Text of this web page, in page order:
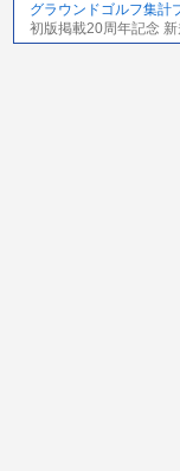
グラウンドゴルフ集計
初版掲載20周年記念